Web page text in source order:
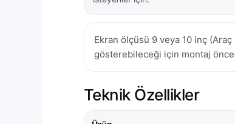
Ekran ölçüsü 9 veya 10 inç
gösterebileceği için montaj
Teknik Özellikler